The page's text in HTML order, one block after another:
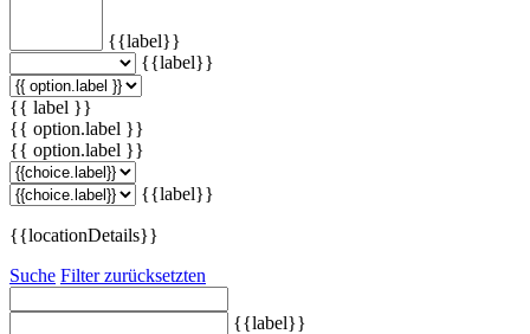
{{label}}
{{label}}
{{ label }}
{{ option.label }}
{{ option.label }}
{{label}}
{{locationDetails}}
Suche Filter zurücksetzten
{{label}}